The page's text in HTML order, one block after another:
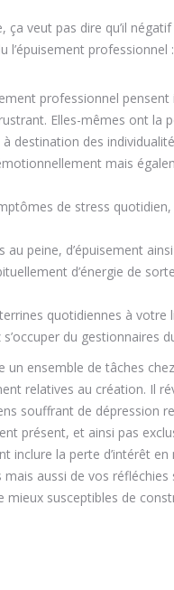
veut pas dire qu’il
l’épuisement professionnel :
professionnel
Elles-mêmes ont la
destination des
mais
de stress
peine, d’épuisement
d’énergie de
quotidiennes à votre
du gestionnaires
ensemble de tâches
relatives au création. Il
souffrant de dépression
présent, et ainsi pas
inclure la perte d’intérêt en
aussi de vos réfléchies
mieux susceptibles de